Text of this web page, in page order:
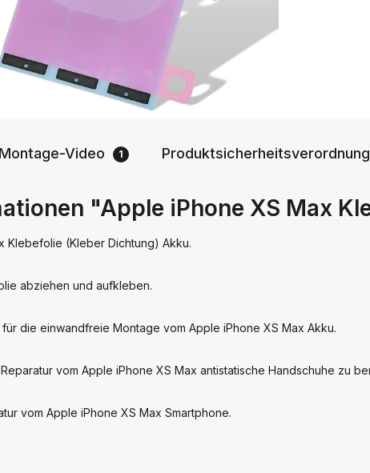
Video 1 Produktsicherheitsverordnung
"Apple iPhone XS Max
Klebefolie (Kleber Dichtung) Akku.
abziehen und aufkleben.
die einwandfreie Montage vom Apple iPhone XS Max Akku.
vom Apple iPhone XS Max antistatische Handschuhe zu
vom Apple iPhone XS Max Smartphone.